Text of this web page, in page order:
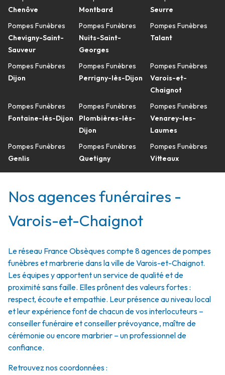
Chenôve
Pompes Funèbres
Chevigny-Saint-
Sauveur
Pompes Funèbres
Dijon
Pompes Funèbres
Fontaine-lès-Dijon
Pompes Funèbres
Genlis
Montbard
Pompes Funèbres
Nuits-Saint-
Georges
Pompes Funèbres
Perrigny-lès-Dijon
Pompes Funèbres
Plombières-lès-
Dijon
Pompes Funèbres
Quetigny
Seurre
Pompes Funèbres
Talant
Pompes Funèbres
Varois-et-
Chaignot
Pompes Funèbres
Venarey-les-
Laumes
Pompes Funèbres
Vitteaux
Nos agences funéraires -
Varois-et-Chaignot
Le réseau France Obsèques compte 8 agences de pompes
funèbres et marbrerie dans la ville de Varois-et-Chaignot.
Les équipes y apportent un service de qualité et de
proximité sans faille. Elles prônent des valeurs fortes :
respect, écoute et empathie. Leur présence au niveau local
et leur expérience font de chacun de vos interlocuteurs –
conseiller funéraire et conseiller prévoyance, maître de
cérémonie ou encore marbrier – un professionnel de
confiance.
Retrouvez nos coordonnées :